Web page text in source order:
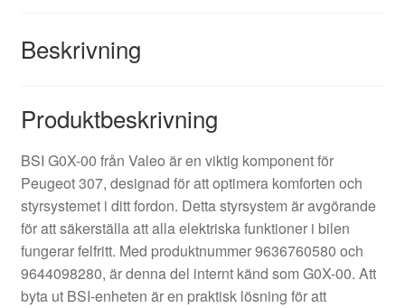
Beskrivning
Produktbeskrivning
BSI G0X-00 från Valeo är en viktig komponent för
Peugeot 307, designad för att optimera komforten och
styrsystemet i ditt fordon. Detta styrsystem är avgörande
för att säkerställa att alla elektriska funktioner i bilen
fungerar felfritt. Med produktnummer 9636760580 och
9644098280, är denna del internt känd som G0X-00. Att
byta ut BSI-enheten är en praktisk lösning för att